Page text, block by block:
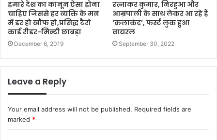
हमारे देश का कानून ऐसा होना
चाहिए जिससे हर व्यक्ति के मन
में डर हो खौफ हो,प्रसिद्ध टैरो
कार्ड रीडर-मिन्टी छाबड़ा
December 6, 2019
रत्नाकर कुमार, निरहुआ और
आम्रपाली के साथ लेकर आ रहे हैं
‘कलाकंद’, फर्स्ट लुक हुआ
वायरल
September 30, 2022
Leave a Reply
Your email address will not be published. Required fields are
marked *